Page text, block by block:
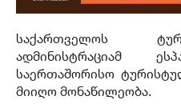
საქართველოს
ადმინისტრაციამ
საერთაშორისო
მიიღო მონაწილეობა.